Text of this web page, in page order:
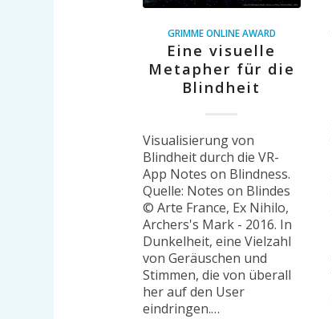
GRIMME ONLINE AWARD
Eine visuelle
Metapher für die
Blindheit
Visualisierung von
Blindheit durch die VR-
App Notes on Blindness.
Quelle: Notes on Blindes
© Arte France, Ex Nihilo,
Archers's Mark - 2016. In
Dunkelheit, eine Vielzahl
von Geräuschen und
Stimmen, die von überall
her auf den User
eindringen.…